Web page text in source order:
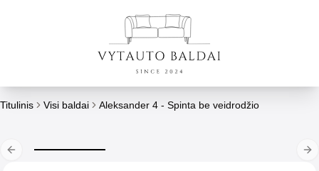
Titulinis Visi baldai Aleksander 4 - Spinta be veidrodžio
Previous slide